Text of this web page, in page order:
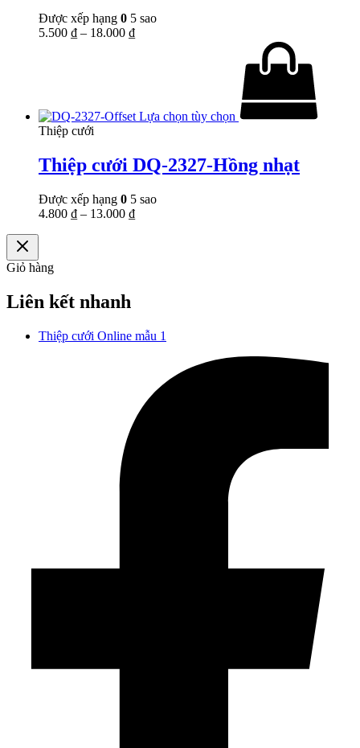
Được xếp hạng 0 5 sao
5.500 ₫ – 18.000 ₫
Lựa chọn tùy chọn
Thiệp cưới
Thiệp cưới DQ-2327-Hồng nhạt
Được xếp hạng 0 5 sao
4.800 ₫ – 13.000 ₫
Giỏ hàng
Liên kết nhanh
Thiệp cưới Online mẫu 1